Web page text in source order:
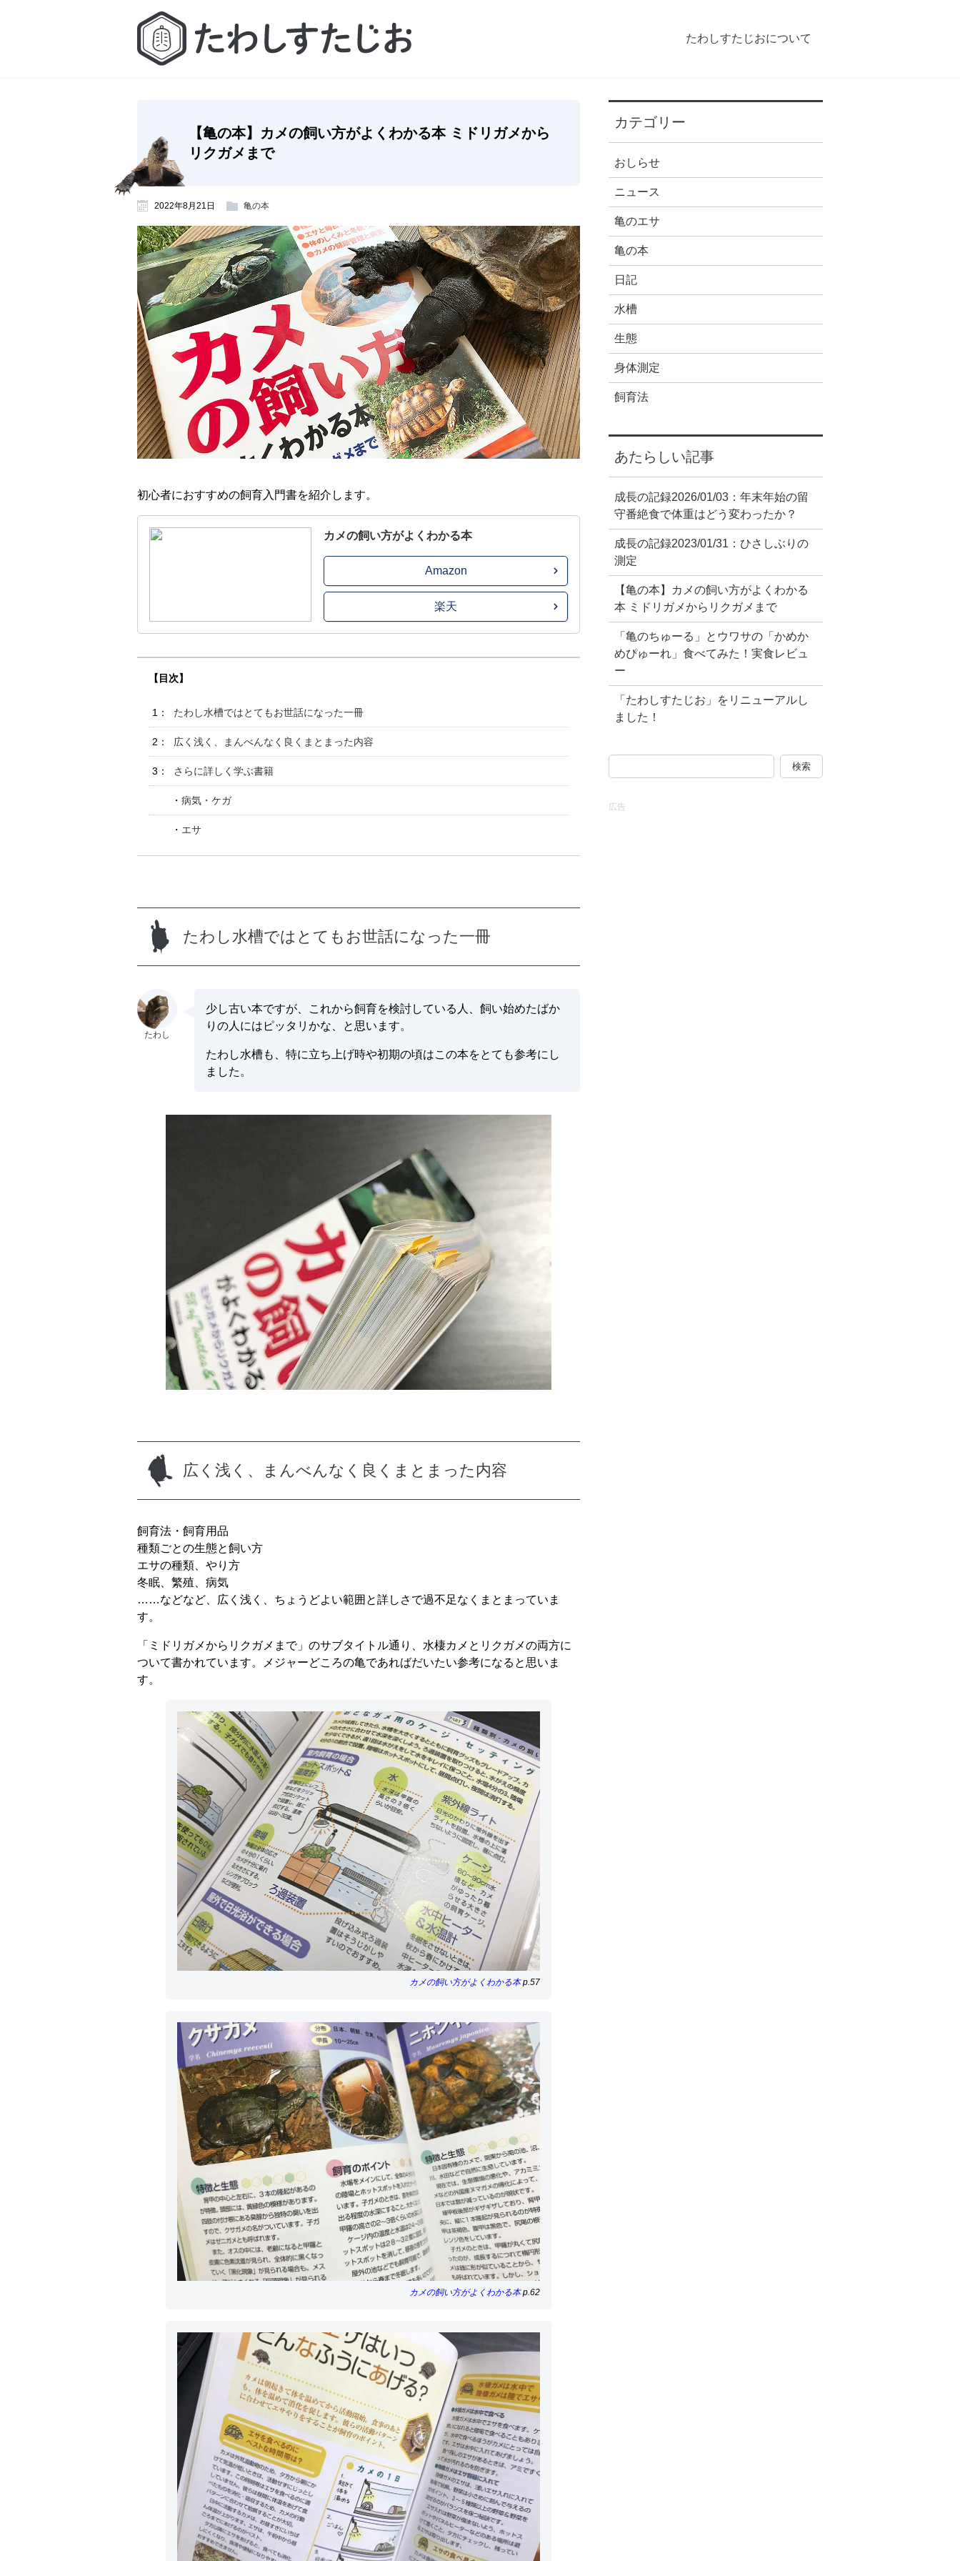
たわしすたじおについて
【亀の本】カメの飼い方がよくわかる本 ミドリガメから
リクガメまで
2022年8月21日 亀の本
初心者におすすめの飼育入門書を紹介します。
カメの飼い方がよくわかる本
Amazon
楽天
たわし水槽ではとてもお世話になった一冊
広く浅く、まんべんなく良くまとまった内容
さらに詳しく学ぶ書籍
病気・ケガ
エサ
たわし水槽ではとてもお世話になった一冊
少し古い本ですが、これから飼育を検討している人、飼い始めたばか
りの人にはピッタリかな、と思います。
たわし水槽も、特に立ち上げ時や初期の頃はこの本をとても参考にし
ました。
広く浅く、まんべんなく良くまとまった内容
飼育法・飼育用品
種類ごとの生態と飼い方
エサの種類、やり方
冬眠、繁殖、病気
……などなど、広く浅く、ちょうどよい範囲と詳しさで過不足なくまとまっていま
す。
「ミドリガメからリクガメまで」のサブタイトル通り、水棲カメとリクガメの両方に
ついて書かれています。メジャーどころの亀であればだいたい参考になると思いま
す。
カメの飼い方がよくわかる本p.57
カメの飼い方がよくわかる本p.62
カテゴリー
おしらせ
ニュース
亀のエサ
亀の本
日記
水槽
生態
身体測定
飼育法
あたらしい記事
成長の記録2026/01/03：年末年始の留
守番絶食で体重はどう変わったか？
成長の記録2023/01/31：ひさしぶりの
測定
【亀の本】カメの飼い方がよくわかる
本 ミドリガメからリクガメまで
「亀のちゅーる」とウワサの「かめか
めぴゅーれ」食べてみた！実食レビュ
ー
「たわしすたじお」をリニューアルし
ました！
索:
広告